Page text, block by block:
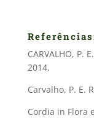
CARVALHO, P.
2014.
Carvalho, P. E.
Cordia in Flora